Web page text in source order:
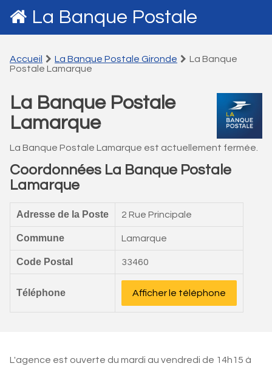
La Banque Postale
Accueil La Banque Postale Gironde
La Banque
Postale Lamarque
La Banque Postale
Lamarque
La Banque Postale Lamarque est actuellement fermée.
Coordonnées La Banque Postale
Lamarque
Adresse de la Poste 2 Rue Principale
Commune Lamarque
Code Postal 33460
Téléphone Afficher le téléphone
L'agence est ouverte du mardi au vendredi de 14h15 à